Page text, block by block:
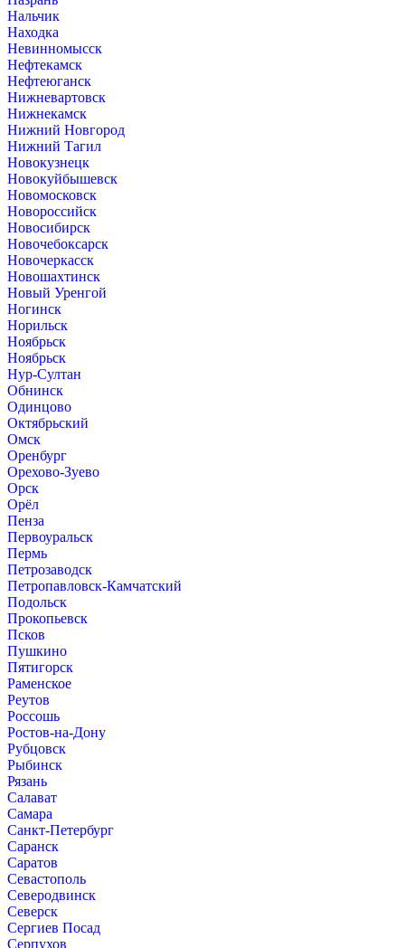
Нальчик
Находка
Невинномысск
Нефтекамск
Нефтеюганск
Нижневартовск
Нижнекамск
Нижний Новгород
Нижний Тагил
Новокузнецк
Новокуйбышевск
Новомосковск
Новороссийск
Новосибирск
Новочебоксарск
Новочеркасск
Новошахтинск
Новый Уренгой
Ногинск
Норильск
Ноябрьск
Ноябрьск
Нур-Султан
Обнинск
Одинцово
Октябрьский
Омск
Оренбург
Орехово-Зуево
Орск
Орёл
Пенза
Первоуральск
Пермь
Петрозаводск
Петропавловск-Камчатский
Подольск
Прокопьевск
Псков
Пушкино
Пятигорск
Раменское
Реутов
Россошь
Ростов-на-Дону
Рубцовск
Рыбинск
Рязань
Салават
Самара
Санкт-Петербург
Саранск
Саратов
Севастополь
Северодвинск
Северск
Сергиев Посад
Серпухов